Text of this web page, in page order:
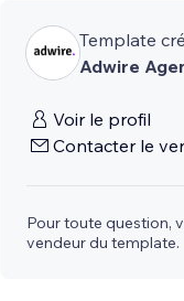
Template
Adwire
Voir le profil
Contacter le
Pour toute question,
vendeur du template.